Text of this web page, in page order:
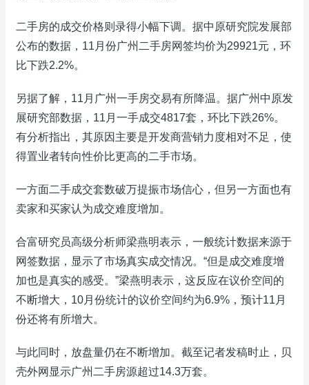
二手房的成交价格则录得小幅下调。据中原研究院发展部
公布的数据，11月份广州二手房网签均价为29921元，环
比下跌2.2%。
另据了解，11月广州一手房交易有所降温。据广州中原发
展研究部数据，11月一手成交4817套，环比下跌26%。
有分析指出，其原因主要是开发商营销力度相对不足，使
得置业者转向性价比更高的二手市场。
一方面二手成交套数破万提振市场信心，但另一方面也有
卖家和买家认为成交难度增加。
合富研究员高级分析师梁燕明表示，一般统计数据来源于
网签数据，显示了市场真实成交情况。“但是成交难度增
加也是真实的感受。”梁燕明表示，这反应在议价空间的
不断增大，10月份统计的议价空间约为6.9%，预计11月
份还将有所增大。
与此同时，放盘量仍在不断增加。截至记者发稿时止，贝
壳外网显示广州二手房源超过14.3万套。